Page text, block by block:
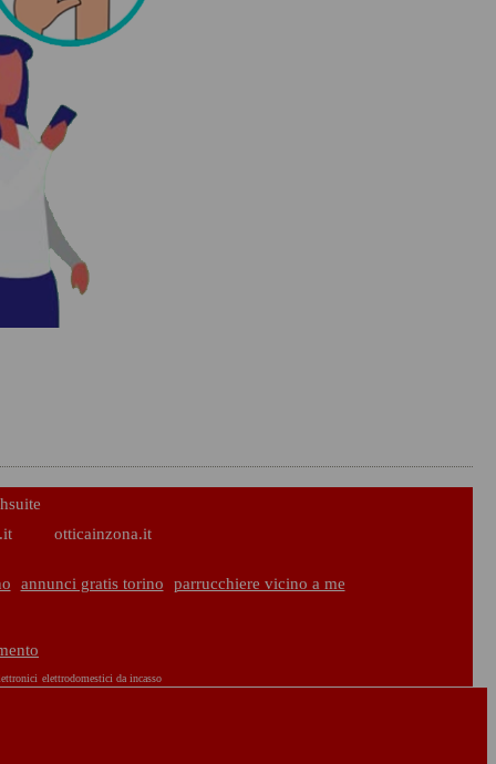
otticainzona.it
annunci gratis torino
parrucchiere vicino a me
elettrodomestici da incasso